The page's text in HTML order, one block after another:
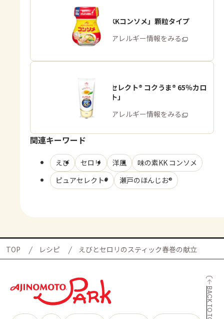
「味の素KKコンソメ」顆粒タイプ
商品・アレルギー情報をみる
「ピュアセレクト® コクうま® 65％カロ
リーカット」
商品・アレルギー情報をみる
関連キーワード
えび セロリ 洋風
味の素KK コンソメ
ピュアセレクト®
瀬戸のほんじお®
TOP レシピ えびとセロリのスティック春巻の献立
BACK TO TOP